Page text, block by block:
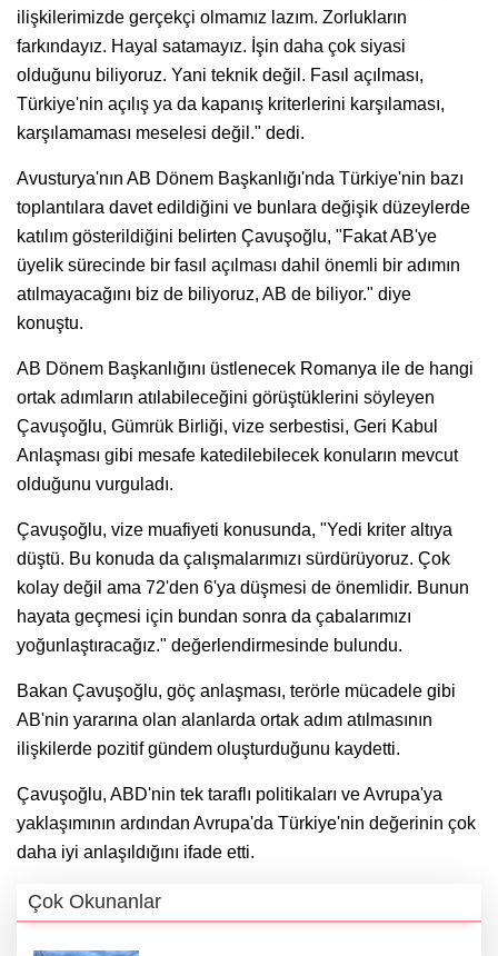
ilişkilerimizde gerçekçi olmamız lazım. Zorlukların
farkındayız. Hayal satamayız. İşin daha çok siyasi
olduğunu biliyoruz. Yani teknik değil. Fasıl açılması,
Türkiye'nin açılış ya da kapanış kriterlerini karşılaması,
karşılamaması meselesi değil." dedi.
Avusturya'nın AB Dönem Başkanlığı'nda Türkiye'nin bazı
toplantılara davet edildiğini ve bunlara değişik düzeylerde
katılım gösterildiğini belirten Çavuşoğlu, "Fakat AB'ye
üyelik sürecinde bir fasıl açılması dahil önemli bir adımın
atılmayacağını biz de biliyoruz, AB de biliyor." diye
konuştu.
AB Dönem Başkanlığını üstlenecek Romanya ile de hangi
ortak adımların atılabileceğini görüştüklerini söyleyen
Çavuşoğlu, Gümrük Birliği, vize serbestisi, Geri Kabul
Anlaşması gibi mesafe katedilebilecek konuların mevcut
olduğunu vurguladı.
Çavuşoğlu, vize muafiyeti konusunda, "Yedi kriter altıya
düştü. Bu konuda da çalışmalarımızı sürdürüyoruz. Çok
kolay değil ama 72'den 6'ya düşmesi de önemlidir. Bunun
hayata geçmesi için bundan sonra da çabalarımızı
yoğunlaştıracağız." değerlendirmesinde bulundu.
Bakan Çavuşoğlu, göç anlaşması, terörle mücadele gibi
AB'nin yararına olan alanlarda ortak adım atılmasının
ilişkilerde pozitif gündem oluşturduğunu kaydetti.
Çavuşoğlu, ABD'nin tek taraflı politikaları ve Avrupa'ya
yaklaşımının ardından Avrupa'da Türkiye'nin değerinin çok
daha iyi anlaşıldığını ifade etti.
Çok Okunanlar